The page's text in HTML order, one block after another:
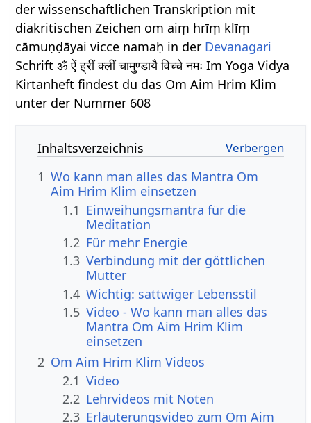
der wissenschaftlichen Transkription mit
diakritischen Zeichen om aiṃ hrīṃ klīṃ
cāmuṇḍāyai vicce namaḥ in der Devanagari
Schrift ॐ ऐं ह्रीं क्लीं चामुण्डायै विच्चे नमः Im Yoga Vidya
Kirtanheft findest du das Om Aim Hrim Klim
unter der Nummer 608
Inhaltsverzeichnis
1 Wo kann man alles das Mantra Om
Aim Hrim Klim einsetzen
1.1 Einweihungsmantra für die
Meditation
1.2 Für mehr Energie
1.3 Verbindung mit der göttlichen
Mutter
1.4 Wichtig: sattwiger Lebensstil
1.5 Video - Wo kann man alles das
Mantra Om Aim Hrim Klim
einsetzen
2 Om Aim Hrim Klim Videos
2.1 Video
2.2 Lehrvideos mit Noten
2.3 Erläuterungsvideo zum Om Aim